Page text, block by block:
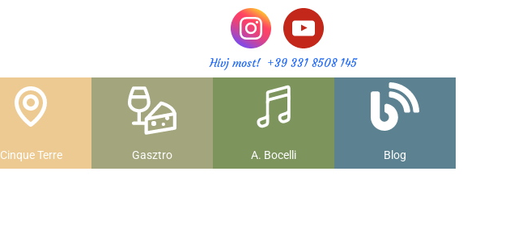
Hívj most! +39 331 8508 145
Cinque Terre Gasztro A. Bocelli Blog